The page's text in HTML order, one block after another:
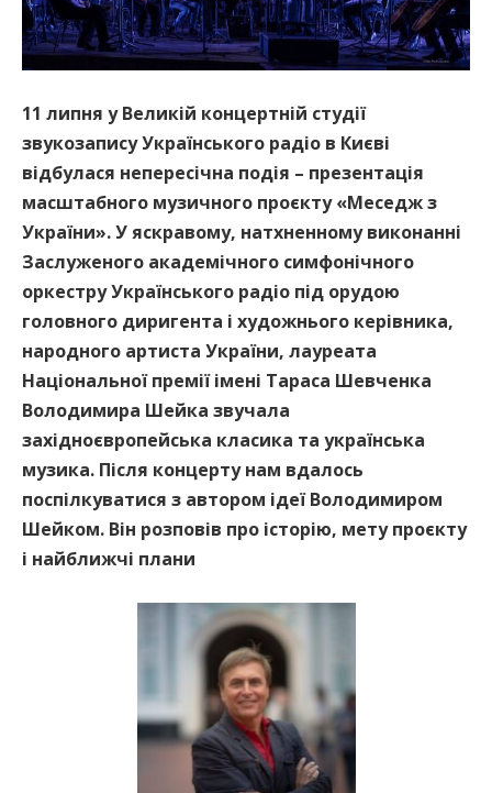
11 липня у Великій концертній студії
звукозапису Українського радіо в Києві
відбулася непересічна подія – презентація
масштабного музичного проєкту «Меседж з
України». У яскравому, натхненному виконанні
Заслуженого академічного симфонічного
оркестру Українського радіо під орудою
головного диригента і художнього керівника,
народного артиста України, лауреата
Національної премії імені Тараса Шевченка
Володимира Шейка звучала
західноєвропейська класика та українська
музика. Після концерту нам вдалось
поспілкуватися з автором ідеї Володимиром
Шейком. Він розповів про історію, мету проєкту
і найближчі плани